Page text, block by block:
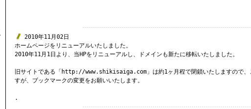
2010年11月02日
ホームページをリニューアルいたしました。
2010年11月1日より、当HPをリニューアルし、ドメインも新たに移転いたしました。
旧サイトである「http://www.shikisaiga.com」は約1ヶ月程で閉鎖いたしますので、
すが、ブックマークの変更をお願いいたします。
.